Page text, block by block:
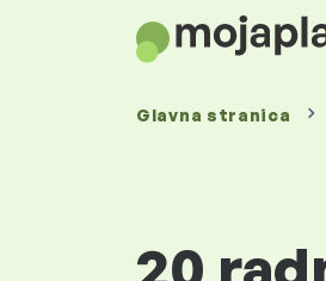
Glavna stranica